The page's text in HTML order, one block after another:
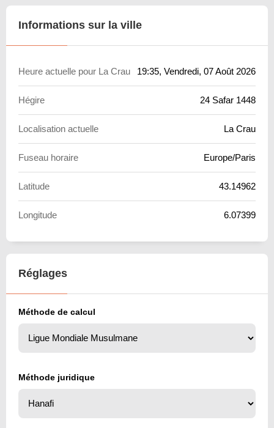
Informations sur la ville
Heure actuelle pour La Crau 19:35, Vendredi, 07 Août 2026
Hégire 24 Safar 1448
Localisation actuelle La Crau
Fuseau horaire Europe/Paris
Latitude 43.14962
Longitude 6.07399
Réglages
Méthode de calcul
Méthode juridique